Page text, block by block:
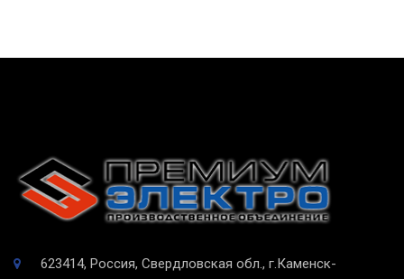
623414, Россия, Свердловская обл., г.Каменск-